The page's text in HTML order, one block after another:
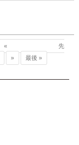
« 先
» 最後 »